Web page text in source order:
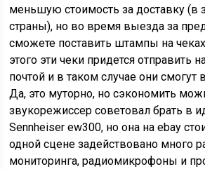
меньшую стоимость за доставку (в
страны), но во время выезда за
сможете поставить штампы на
этого эти чеки придется отправить
почтой и в таком случае они
Да, это муторно, но сэкономить
звукорежиссер советовал брать в
Sennheiser ew300, но она на ebay
одной сцене задействовано много
мониторинга, радиомикрофоны и